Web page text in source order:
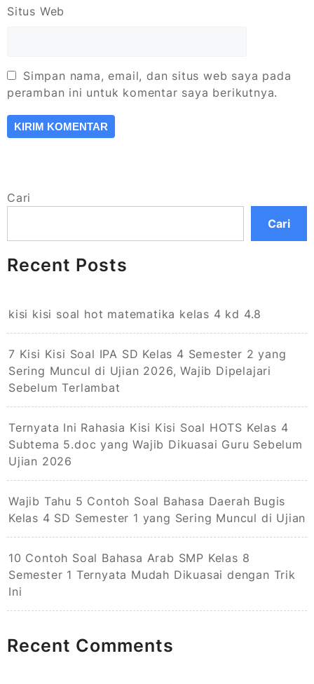
Situs Web
Simpan nama, email, dan situs web saya pada
peramban ini untuk komentar saya berikutnya.
Cari
Cari
Recent Posts
kisi kisi soal hot matematika kelas 4 kd 4.8
7 Kisi Kisi Soal IPA SD Kelas 4 Semester 2 yang
Sering Muncul di Ujian 2026, Wajib Dipelajari
Sebelum Terlambat
Ternyata Ini Rahasia Kisi Kisi Soal HOTS Kelas 4
Subtema 5.doc yang Wajib Dikuasai Guru Sebelum
Ujian 2026
Wajib Tahu 5 Contoh Soal Bahasa Daerah Bugis
Kelas 4 SD Semester 1 yang Sering Muncul di Ujian
10 Contoh Soal Bahasa Arab SMP Kelas 8
Semester 1 Ternyata Mudah Dikuasai dengan Trik
Ini
Recent Comments